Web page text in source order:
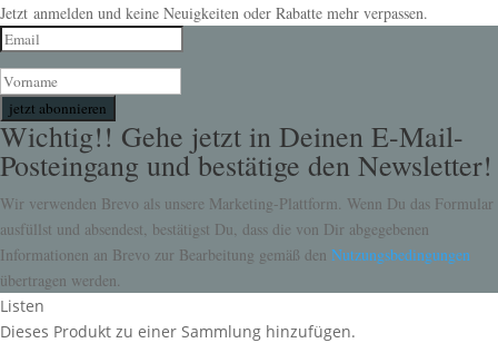
Jetzt anmelden und keine Neuigkeiten oder Rabatte mehr verpassen.
jetzt abonnieren
Wichtig!! Gehe jetzt in Deinen E-Mail-
Posteingang und bestätige den Newsletter!
Wir verwenden Brevo als unsere Marketing-Plattform. Wenn Du das Formular
ausfüllst und absendest, bestätigst Du, dass die von Dir abgegebenen
Informationen an Brevo zur Bearbeitung gemäß den Nutzungsbedingungen
übertragen werden.
Listen
Dieses Produkt zu einer Sammlung hinzufügen.